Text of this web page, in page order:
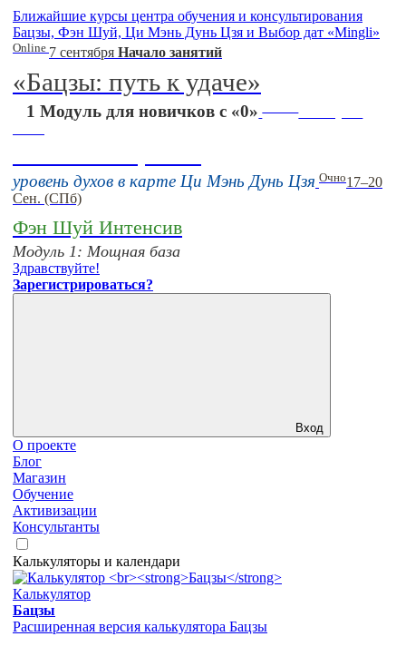
Ближайшие курсы центра обучения и консультирования
Бацзы, Фэн Шуй, Ци Мэнь Дунь Цзя и Выбор дат «Mingli»
Online 7 сентября Начало занятий
«Бацзы: путь к удаче»
1 Модуль для новичков с «0»
16 августа
уровень духов в карте Ци Мэнь Дунь Цзя Очно17–20
Сен. (СПб)
Фэн Шуй Интенсив
Модуль 1: Мощная база
Здравствуйте!
Зарегистрироваться?
Вход
О проекте
Блог
Магазин
Обучение
Активизации
Консультанты
Калькуляторы и календари
Калькулятор
Бацзы
Расширенная версия калькулятора Бацзы